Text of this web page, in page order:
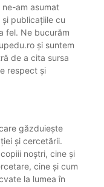
am asumat
publicațiile cu
fel. Ne bucurăm
și suntem
de a cita sursa
respect și
găzduiește
și cercetării.
noștri, cine și
cine și cum
la lumea în